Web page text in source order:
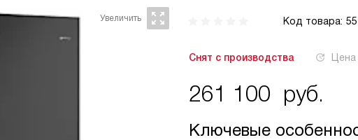
Код товара:
Снят с производства
261 100 руб.
Ключевые